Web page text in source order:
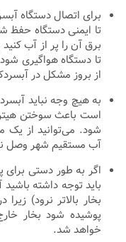
برای اتصال دستگاه
تا ایمنی دستگاه حفظ
برق آن را پر از آب
تا دستگاه هواگیری
از بروز مشکل در
به هیچ وجه نباید
است باعث سوختن
شود. می‌توانید از یک
آب مستقیم شهر وصل
اگر به طور دستی برای
باید توجه داشته
بخار بالاتر نرود)
پوشیده شود بخار
خواهد شد.